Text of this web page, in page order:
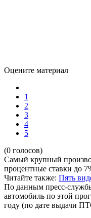
Оцените материал
1
2
3
4
5
(0 голосов)
Самый крупный
процентные ставки до
Читайте также: Пять
По данным пресс-
автомобиль по этой
году (по дате выдачи